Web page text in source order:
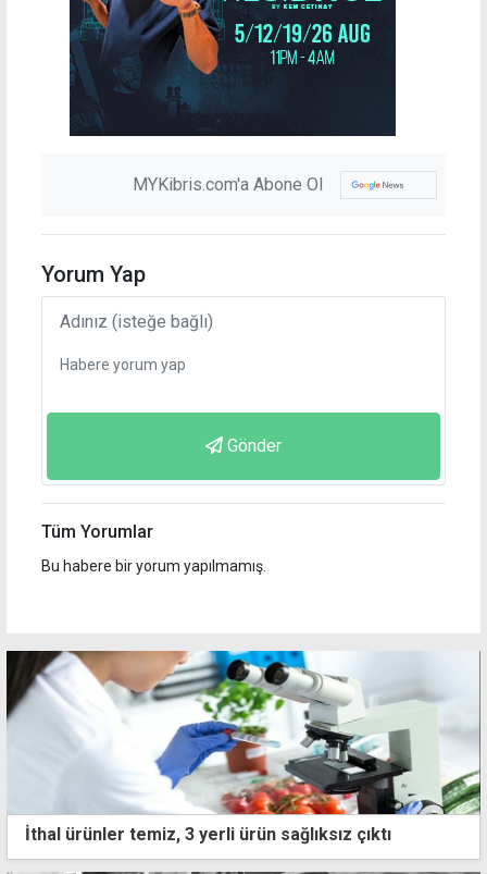
MYKibris.com'a Abone Ol
Yorum Yap
Gönder
Tüm Yorumlar
Bu habere bir yorum yapılmamış.
İthal ürünler temiz, 3 yerli ürün sağlıksız çıktı